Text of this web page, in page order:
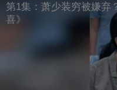
第1集：萧少装穷被嫌
喜》